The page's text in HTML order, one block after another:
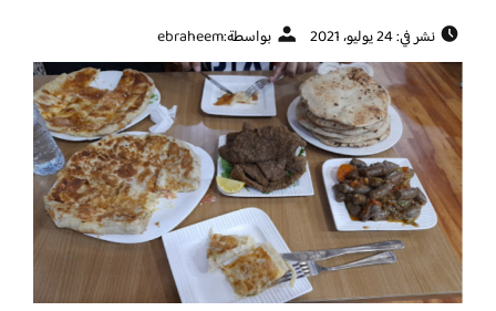
نشر في: 24 يوليو، 2021 بواسطة:ebraheem